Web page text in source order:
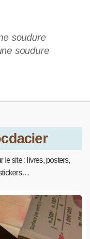
soudure
le site : livres, posters,